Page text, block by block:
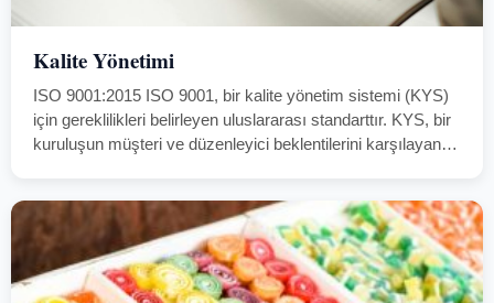
Kalite Yönetimi
ISO 9001:2015 ISO 9001, bir kalite yönetim sistemi (KYS)
için gereklilikleri belirleyen uluslararası standarttır. KYS, bir
kuruluşun müşteri ve düzenleyici beklentilerini karşılayan